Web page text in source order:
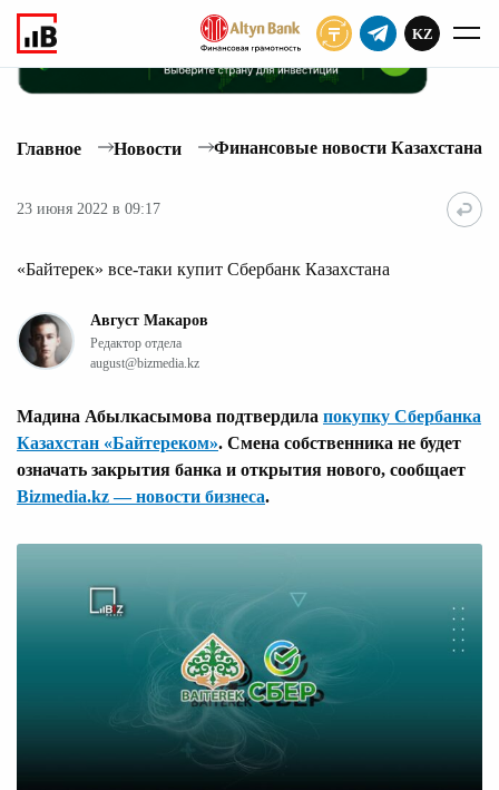
KZ
Главное Новости Финансовые новости Казахстана
23 июня 2022 в 09:17
«Байтерек» все-таки купит Сбербанк Казахстана
Август Макаров
Редактор отдела
august@bizmedia.kz
Мадина Абылкасымова подтвердила покупку Сбербанка
Казахстан «Байтереком». Смена собственника не будет
означать закрытия банка и открытия нового, сообщает
Bizmedia.kz — новости бизнеса.